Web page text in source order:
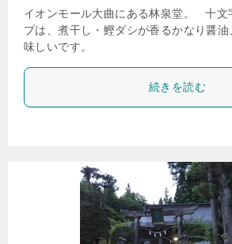
イオンモール大曲にある林泉堂。 十文
プは、煮干し・鰹ダシが香るかなり醤
味しいです。
続きを読む